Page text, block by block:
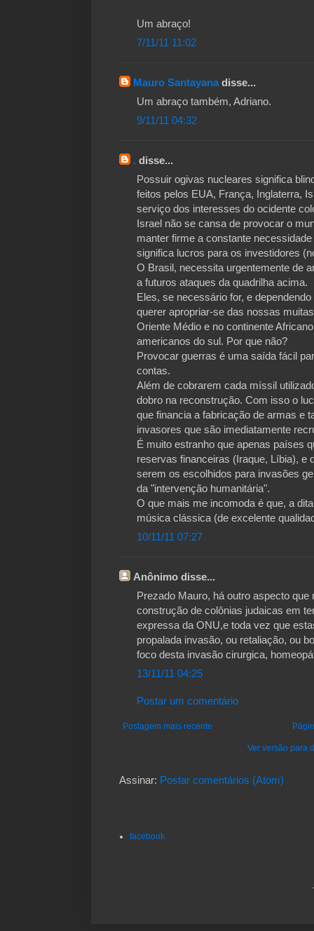
Um abraço!
7/11/11 11:02
Mauro Santayanadisse...
Um abraço também, Adriano.
9/11/11 04:32
. disse...
Possuir ogivas nucleares significa
feitos pelos EUA, França, Inglaterra,
serviço dos interesses do ocidente
Israel não se cansa de provocar o
manter firme a constante
significa lucros para os investidores
O Brasil, necessita urgentemente de
a futuros ataques da quadrilha acima.
Eles, se necessário for, e
querer apropriar-se das nossas
Oriente Médio e no continente
americanos do sul. Por que não?
Provocar guerras é uma saída fácil
contas.
Além de cobrarem cada míssil
dobro na reconstrução. Com isso o
que financia a fabricação de armas e
invasores que são imediatamente
É muito estranho que apenas países
reservas financeiras (Iraque, Líbia), e
serem os escolhidos para invasões
da "intervenção humanitária".
O que mais me incomoda é que, a
música clássica (de excelente
10/11/11 07:27
Anônimo disse...
Prezado Mauro, há outro aspecto
construção de colônias judaicas em
expressa da ONU,e toda vez que
propalada invasão, ou retaliação, ou
foco desta invasão cirurgica,
13/11/11 04:25
Postar um comentário
Postagem mais recente
Ver versão para
Assinar: Postar comentários (Atom)
facebook